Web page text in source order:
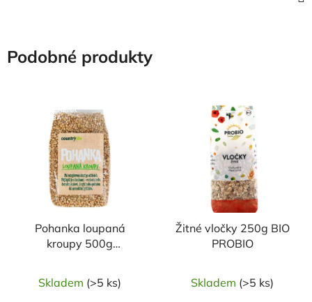
Podobné produkty
NAŠE OVĚŘENÁ
VOLBA
Pohanka loupaná
kroupy 500g
Skladem (>5 ks)
Žitné vločky 250g BIO
PROBIO
Skladem (>5 ks)